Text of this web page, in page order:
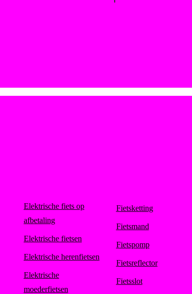
Elektrische fiets op
afbetaling
Elektrische fietsen
Elektrische herenfietsen
Elektrische
moederfietsen
Fietsketting
Fietsmand
Fietspomp
Fietsreflector
Fietsslot